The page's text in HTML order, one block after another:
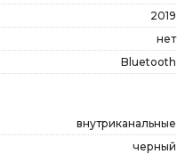
2019
нет
Bluetooth
внутриканальные
черный